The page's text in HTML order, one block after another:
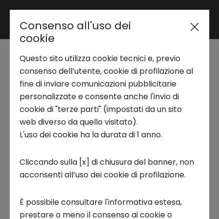
Area riservata
Trend Analysis
Applied Research
Startup Development
Business Transformation
Ecosystem enabling
Il Padel inclusivo
arriva al 31° piano
18 SETTEMBRE 2023
Consenso all'uso dei
cookie
Questo sito utilizza cookie tecnici e, previo
consenso dell’utente, cookie di profilazione al
fine di inviare comunicazioni pubblicitarie
personalizzate e consente anche l'invio di
cookie di "terze parti" (impostati da un sito
web diverso da quello visitato).
L'uso dei cookie ha la durata di 1 anno.
Cliccando sulla [x] di chiusura del banner, non
acconsenti all’uso dei cookie di profilazione.
È possibile consultare l'informativa estesa,
prestare o meno il consenso ai cookie o